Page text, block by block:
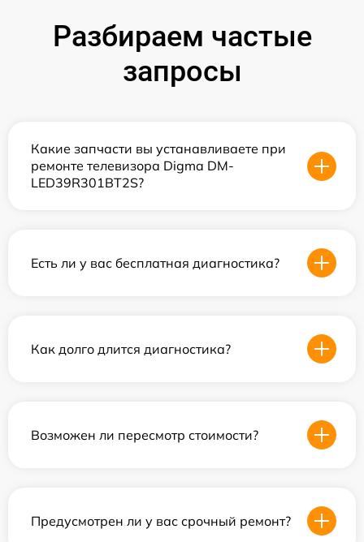
Разбираем частые
запросы
Какие запчасти вы устанавливаете при
ремонте телевизора Digma DM-
LED39R301BT2S?
Есть ли у вас бесплатная диагностика?
Как долго длится диагностика?
Возможен ли пересмотр стоимости?
Предусмотрен ли у вас срочный ремонт?